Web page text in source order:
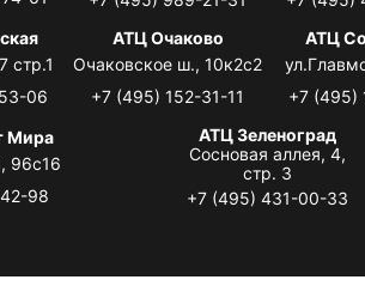
стр.1
06
АТЦ Очаково
Очаковское ш., 10к2с2
+7 (495) 152-31-11
АТЦ
+7 (495)
Мира
96с16
98
АТЦ Зеленоград
Сосновая аллея, 4,
стр. 3
+7 (495) 431-00-33